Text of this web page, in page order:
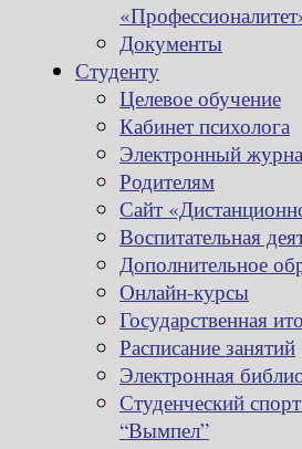
Документы
Студенту
Целевое обучение
Кабинет психолога
Электронный
Родителям
Сайт
Воспитательная
Дополнительное
Онлайн-курсы
Государственная
Расписание занятий
Электронная
Студенческий
“Вымпел”